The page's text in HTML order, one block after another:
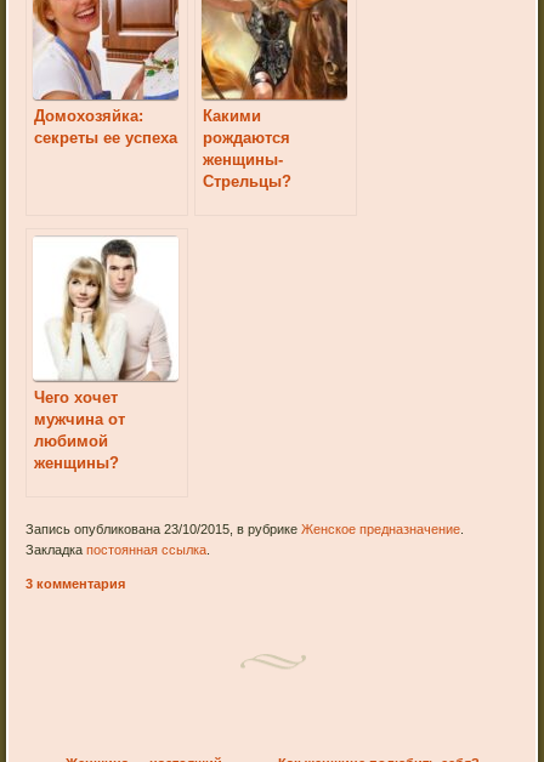
Домохозяйка:
секреты ее успеха
Какими
рождаются
женщины-
Стрельцы?
Чего хочет
мужчина от
любимой
женщины?
Запись опубликована 23/10/2015, в рубрикеЖенское предназначение
Закладкапостоянная ссылка
3 комментария